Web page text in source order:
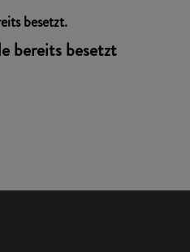
besetzt.
bereits besetzt